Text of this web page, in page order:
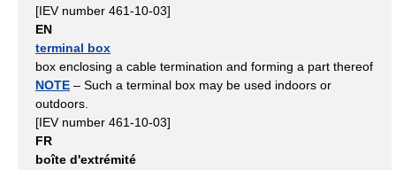
[IEV number 461-10-03]
EN
terminal box
box enclosing a cable termination and forming a part thereof
NOTE – Such a terminal box may be used indoors or
outdoors.
[IEV number 461-10-03]
FR
boîte d'extrémité